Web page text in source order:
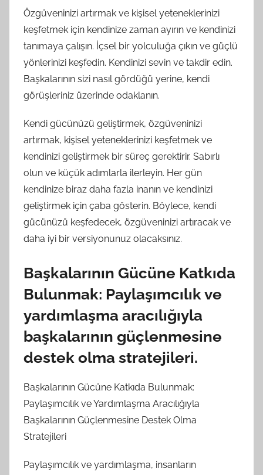
Özgüveninizi artırmak ve kişisel yeteneklerinizi
keşfetmek için kendinize zaman ayırın ve kendinizi
tanımaya çalışın. İçsel bir yolculuğa çıkın ve güçlü
yönlerinizi keşfedin. Kendinizi sevin ve takdir edin.
Başkalarının sizi nasıl gördüğü yerine, kendi
görüşleriniz üzerinde odaklanın.
Kendi gücünüzü geliştirmek, özgüveninizi
artırmak, kişisel yeteneklerinizi keşfetmek ve
kendinizi geliştirmek bir süreç gerektirir. Sabırlı
olun ve küçük adımlarla ilerleyin. Her gün
kendinize biraz daha fazla inanın ve kendinizi
geliştirmek için çaba gösterin. Böylece, kendi
gücünüzü keşfedecek, özgüveninizi artıracak ve
daha iyi bir versiyonunuz olacaksınız.
Başkalarının Gücüne Katkıda
Bulunmak: Paylaşımcılık ve
yardımlaşma aracılığıyla
başkalarının güçlenmesine
destek olma stratejileri.
Başkalarının Gücüne Katkıda Bulunmak:
Paylaşımcılık ve Yardımlaşma Aracılığıyla
Başkalarının Güçlenmesine Destek Olma
Stratejileri
Paylaşımcılık ve yardımlaşma, insanların